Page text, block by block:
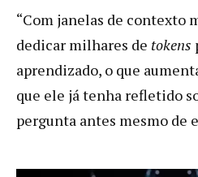
“Com janelas de contexto
dedicar milhares de tokens
aprendizado, o que
que ele já tenha refletido
pergunta antes mesmo de